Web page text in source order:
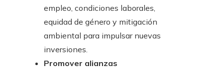
empleo, condiciones laborales,
equidad de género y mitigación
ambiental para impulsar nuevas
inversiones.
Promover alianzas